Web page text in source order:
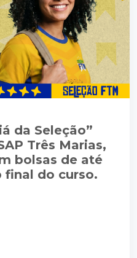
da Seleção”
Três Marias,
bolsas de até
final do curso.